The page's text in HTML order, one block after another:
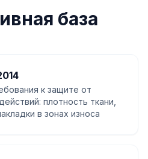
база
к защите от
плотность ткани,
в зонах износа